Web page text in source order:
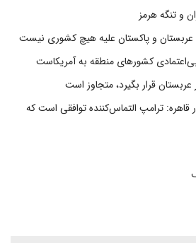
و تنگه هرمز
عربستان و پاکستان علیه هیچ کشوری نیست
بی‌اعتمادی کشورهای منطقه به آمریکاست
قرار بگیرد، متجاوز است
قاهره: ترامپ التماس‌کننده توافقی است که